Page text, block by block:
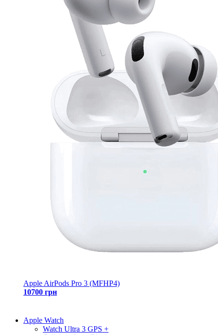
Apple AirPods Pro 3 (MFHP4)
10700 грн
Apple Watch
Watch Ultra 3 GPS +